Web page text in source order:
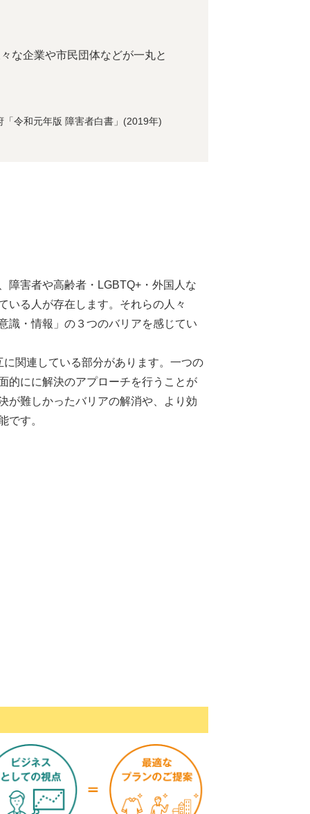
な企業や市民団体などが一丸と
令和元年版 障害者白書」(2019年)
障害者や高齢者・LGBTQ+・外国人な
いる人が存在します。それらの人々
識・情報」の３つのバリアを感じてい
関連している部分があります。一つの
的にに解決のアプローチを行うことが
が難しかったバリアの解消や、より効
です。